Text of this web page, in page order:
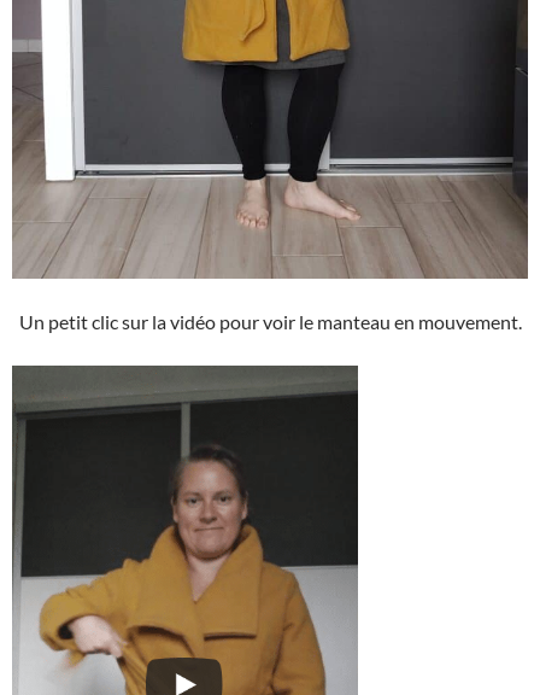
Un petit clic sur la vidéo pour voir le manteau en mouvement.